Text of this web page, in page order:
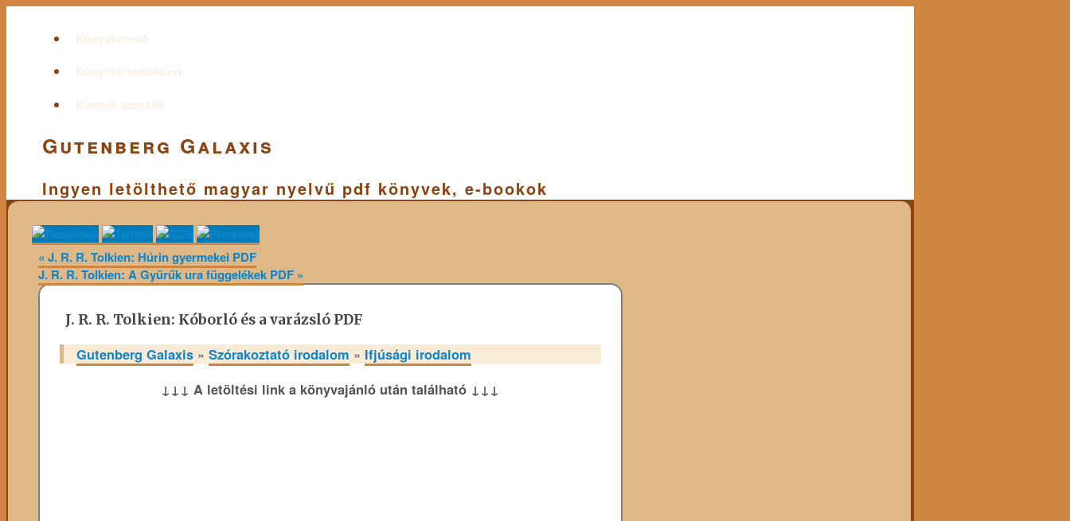
Könyvkereső
Könyvek témakörei
Kiemelt szerzők
Gutenberg Galaxis
Ingyen letölthető magyar nyelvű pdf könyvek, e-bookok
« J. R. R. Tolkien: Húrin gyermekei PDF
J. R. R. Tolkien: A Gyűrűk ura függelékek PDF »
J. R. R. Tolkien: Kóborló és a varázsló PDF
Gutenberg Galaxis » Szórakoztató irodalom » Ifjúsági irodalom
↓↓↓ A letöltési link a könyvajánló után található ↓↓↓